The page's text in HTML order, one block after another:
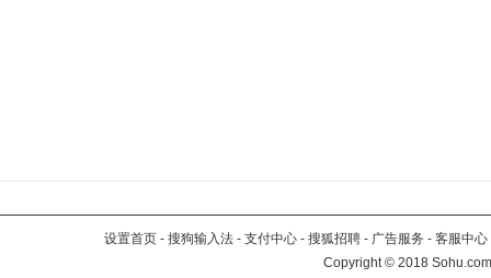
设置首页 - 搜狗输入法 - 支付中心 - 搜狐招聘 - 广告服务 - 客服中心
Copyright©2018